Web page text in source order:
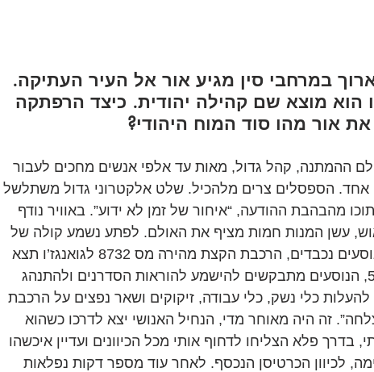
במרחבי סין מגיע אור אל העיר העתיקה.
הוא מוצא שם קהילה יהודית. כיצד הרפתקה
את אור מהו סוד המוח היהודי?
ההמתנה, קהל גדול, מאות עד אלפי אנשים מחכים לעבור
אחד. הספסלים צרים מלהכיל. שלט אלקטרוני גדול משתלשל
מהבהבת ההודעה, “איחור של זמן לא ידוע”. באוויר נודף
עשן המנות חמות מציף את האולם. לפתע נשמע קולה של
הקריינית, “נוסעים נכבדים, הרכבת הקצת מהירה מס 8732 לגואנגז’ו תצא
מרציף מס’ 5, הנוסעים מתבקשים להישמע להוראות הסדרנים ולהתנהג
כלי נשק, כלי עבודה, זיקוקים ושאר נפצים על הרכבת
זה היה מאוחר מדי, הנחיל האנושי יצא לדרכו כשהוא
בדרך פלא הצליחו לדחוף אותי מכל הכיוונים ועדיין איכשהו
לכיוון הכרטיסן הנכסף. לאחר עוד מספר דקות נפלאות